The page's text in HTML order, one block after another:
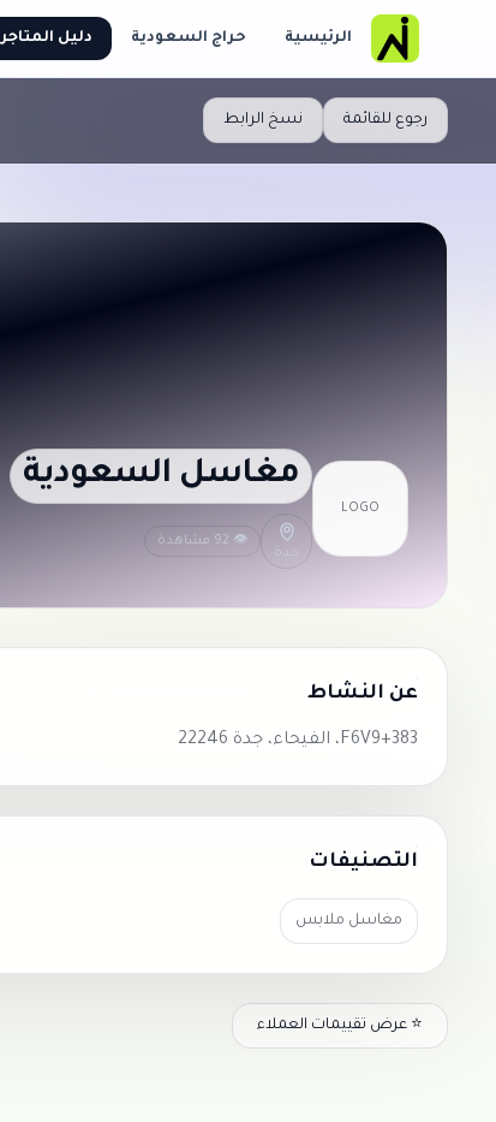
الرئيسية حراج السعودية دليل المتاجر
رجوع للقائمة نسخ الرابط
LOGO
مغاسل السعودية
جدة
👁 92 مشاهدة
عن النشاط
F6V9+383، الفيحاء، جدة 22246
التصنيفات
مغاسل ملابس
⭐ عرض تقييمات العملاء